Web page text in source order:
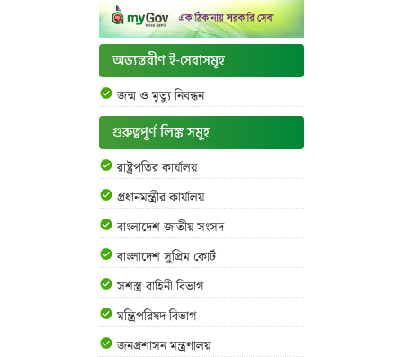
অভ্যন্তরীণ ই-সেবাসমূহ
জন্ম ও মৃত্যু নিবন্ধন
গুরুত্বপূর্ণ লিঙ্ক সমূহ
রাষ্ট্রপতির কার্যালয়
প্রধানমন্ত্রীর কার্যালয়
বাংলাদেশ জাতীয় সংসদ
বাংলাদেশ সুপ্রিম কোর্ট
সশস্ত্র বাহিনী বিভাগ
মন্ত্রিপরিষদ বিভাগ
জনপ্রশাসন মন্ত্রণালয়